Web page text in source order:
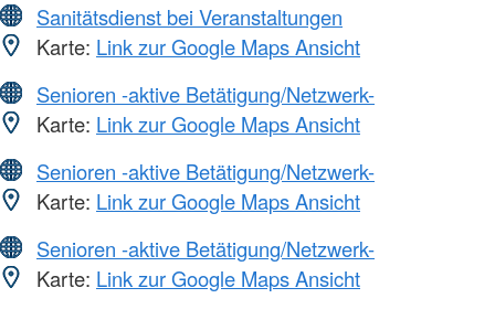
Sanitätsdienst bei Veranstaltungen
Karte: Link zur Google Maps Ansicht
Senioren -aktive Betätigung/Netzwerk-
Karte: Link zur Google Maps Ansicht
Senioren -aktive Betätigung/Netzwerk-
Karte: Link zur Google Maps Ansicht
Senioren -aktive Betätigung/Netzwerk-
Karte: Link zur Google Maps Ansicht